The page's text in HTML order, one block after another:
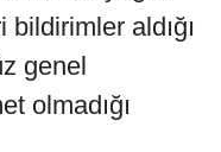
aldığı
genel
olmadığı